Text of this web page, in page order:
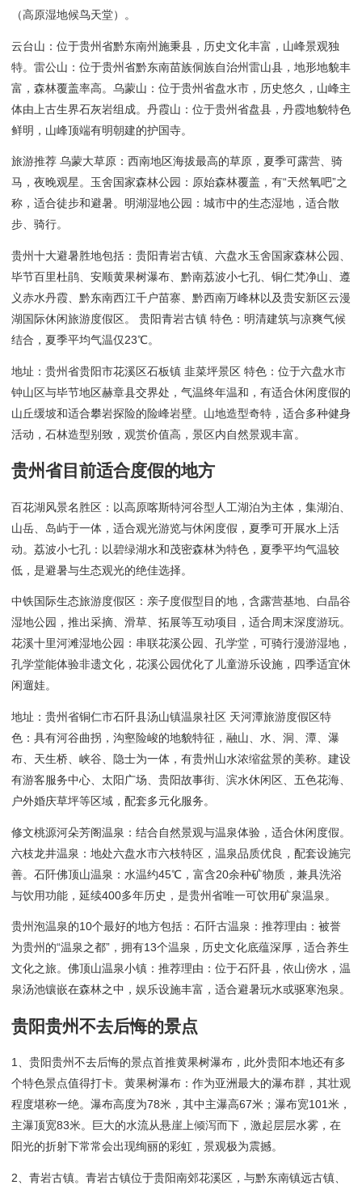
（高原湿地候鸟天堂）。
云台山：位于贵州省黔东南州施秉县，历史文化丰富，山峰景观独
特。雷公山：位于贵州省黔东南苗族侗族自治州雷山县，地形地貌丰
富，森林覆盖率高。乌蒙山：位于贵州省盘水市，历史悠久，山峰主
体由上古生界石灰岩组成。丹霞山：位于贵州省盘县，丹霞地貌特色
鲜明，山峰顶端有明朝建的护国寺。
旅游推荐 乌蒙大草原：西南地区海拔最高的草原，夏季可露营、骑
马，夜晚观星。玉舍国家森林公园：原始森林覆盖，有“天然氧吧”之
称，适合徒步和避暑。明湖湿地公园：城市中的生态湿地，适合散
步、骑行。
贵州十大避暑胜地包括：贵阳青岩古镇、六盘水玉舍国家森林公园、
毕节百里杜鹃、安顺黄果树瀑布、黔南荔波小七孔、铜仁梵净山、遵
义赤水丹霞、黔东南西江千户苗寨、黔西南万峰林以及贵安新区云漫
湖国际休闲旅游度假区。 贵阳青岩古镇 特色：明清建筑与凉爽气候
结合，夏季平均气温仅23℃。
地址：贵州省贵阳市花溪区石板镇 韭菜坪景区 特色：位于六盘水市
钟山区与毕节地区赫章县交界处，气温终年温和，有适合休闲度假的
山丘缓坡和适合攀岩探险的险峰岩壁。山地造型奇特，适合多种健身
活动，石林造型别致，观赏价值高，景区内自然景观丰富。
贵州省目前适合度假的地方
百花湖风景名胜区：以高原喀斯特河谷型人工湖泊为主体，集湖泊、
山岳、岛屿于一体，适合观光游览与休闲度假，夏季可开展水上活
动。荔波小七孔：以碧绿湖水和茂密森林为特色，夏季平均气温较
低，是避暑与生态观光的绝佳选择。
中铁国际生态旅游度假区：亲子度假型目的地，含露营基地、白晶谷
湿地公园，推出采摘、滑草、拓展等互动项目，适合周末深度游玩。
花溪十里河滩湿地公园：串联花溪公园、孔学堂，可骑行漫游湿地，
孔学堂能体验非遗文化，花溪公园优化了儿童游乐设施，四季适宜休
闲遛娃。
地址：贵州省铜仁市石阡县汤山镇温泉社区 天河潭旅游度假区特
色：具有河谷曲拐，沟壑险峻的地貌特征，融山、水、洞、潭、瀑
布、天生桥、峡谷、隐士为一体，有贵州山水浓缩盆景的美称。建设
有游客服务中心、太阳广场、贵阳故事街、滨水休闲区、五色花海、
户外婚庆草坪等区域，配套多元化服务。
修文桃源河朵芳阁温泉：结合自然景观与温泉体验，适合休闲度假。
六枝龙井温泉：地处六盘水市六枝特区，温泉品质优良，配套设施完
善。石阡佛顶山温泉：水温约45℃，富含20余种矿物质，兼具洗浴
与饮用功能，延续400多年历史，是贵州省唯一可饮用矿泉温泉。
贵州泡温泉的10个最好的地方包括：石阡古温泉：推荐理由：被誉
为贵州的“温泉之都”，拥有13个温泉，历史文化底蕴深厚，适合养生
文化之旅。佛顶山温泉小镇：推荐理由：位于石阡县，依山傍水，温
泉汤池镶嵌在森林之中，娱乐设施丰富，适合避暑玩水或驱寒泡泉。
贵阳贵州不去后悔的景点
1、贵阳贵州不去后悔的景点首推黄果树瀑布，此外贵阳本地还有多
个特色景点值得打卡。黄果树瀑布：作为亚洲最大的瀑布群，其壮观
程度堪称一绝。瀑布高度为78米，其中主瀑高67米；瀑布宽101米，
主瀑顶宽83米。巨大的水流从悬崖上倾泻而下，激起层层水雾，在
阳光的折射下常常会出现绚丽的彩虹，景观极为震撼。
2、青岩古镇。青岩古镇位于贵阳南郊花溪区，与黔东南镇远古镇、